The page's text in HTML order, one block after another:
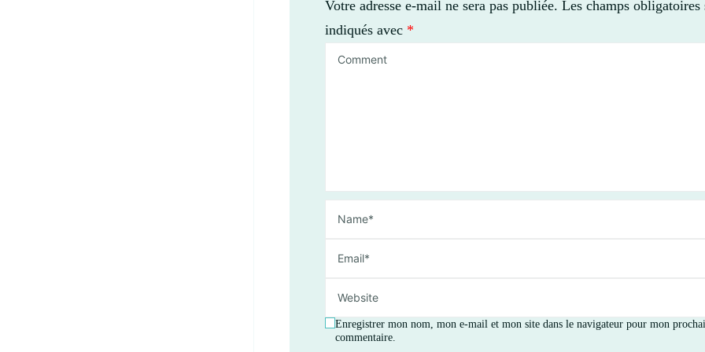
Votre adresse e-mail ne sera pas publiée. Les champs obligatoires
indiqués avec *
Enregistrer mon nom, mon e-mail et mon site dans le navigateur pour mon
commentaire.